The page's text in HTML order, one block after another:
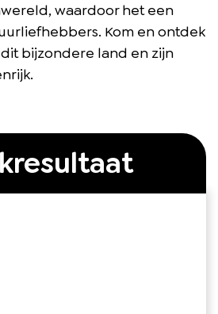
waardoor het een
Kom en ontdek
bijzondere land en zijn